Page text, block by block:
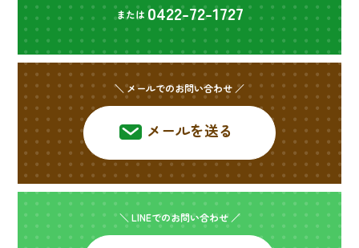
または 0422-72-1727
＼ メールでのお問い合わせ ／
メールを送る
＼ LINEでのお問い合わせ ／